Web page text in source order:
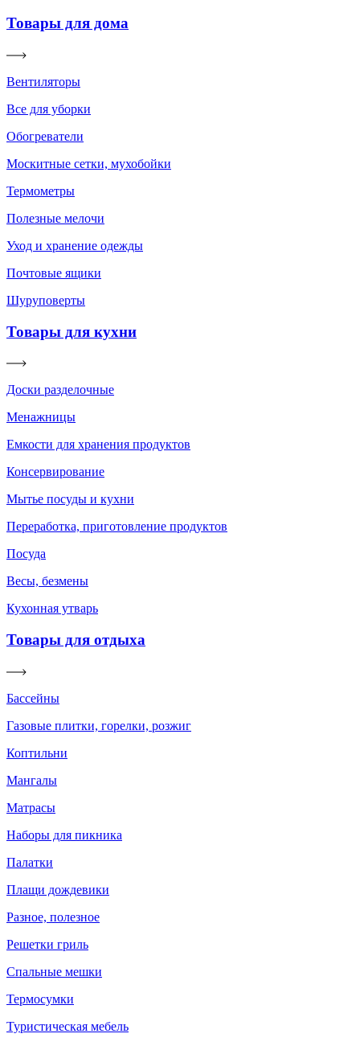
Товары для дома
Вентиляторы
Все для уборки
Обогреватели
Москитные сетки, мухобойки
Термометры
Полезные мелочи
Уход и хранение одежды
Почтовые ящики
Шуруповерты
Товары для кухни
Доски разделочные
Менажницы
Емкости для хранения продуктов
Консервирование
Мытье посуды и кухни
Переработка, приготовление продуктов
Посуда
Весы, безмены
Кухонная утварь
Товары для отдыха
Бассейны
Газовые плитки, горелки, розжиг
Коптильни
Мангалы
Матрасы
Наборы для пикника
Палатки
Плащи дождевики
Разное, полезное
Решетки гриль
Спальные мешки
Термосумки
Туристическая мебель